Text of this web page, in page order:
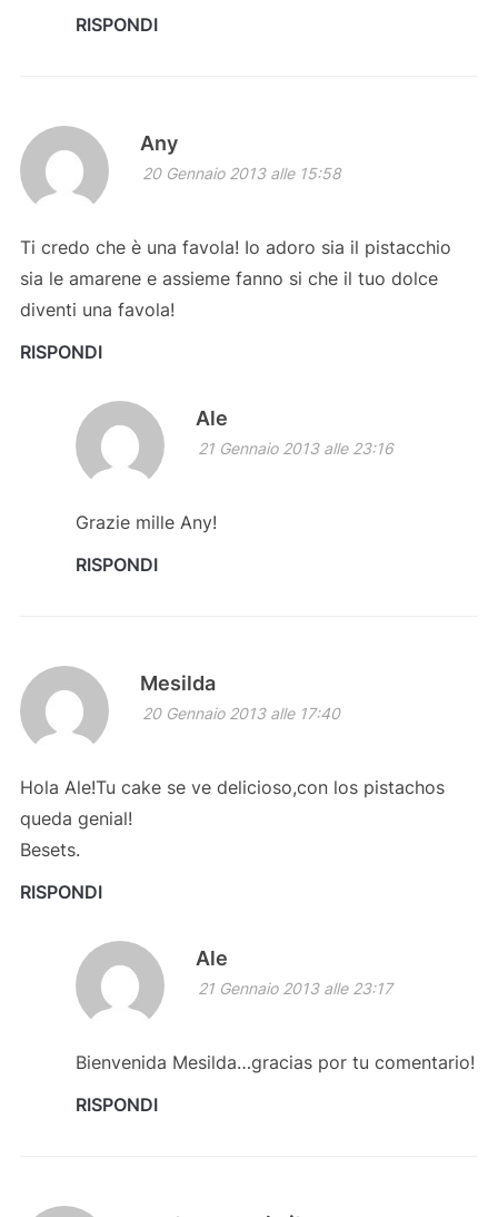
RISPONDI
Any
20 Gennaio 2013 alle 15:58
Ti credo che è una favola! Io adoro sia il pistacchio
sia le amarene e assieme fanno si che il tuo dolce
diventi una favola!
RISPONDI
Ale
21 Gennaio 2013 alle 23:16
Grazie mille Any!
RISPONDI
Mesilda
20 Gennaio 2013 alle 17:40
Hola Ale!Tu cake se ve delicioso,con los pistachos
queda genial!
Besets.
RISPONDI
Ale
21 Gennaio 2013 alle 23:17
Bienvenida Mesilda…gracias por tu comentario!
RISPONDI